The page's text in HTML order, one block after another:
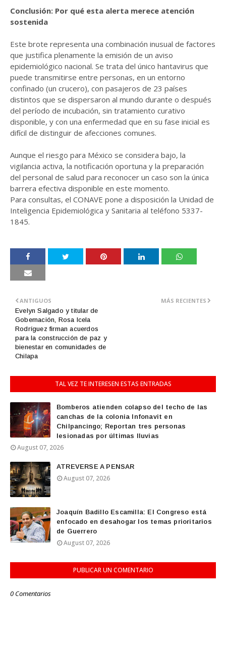
Conclusión: Por qué esta alerta merece atención
sostenida
Este brote representa una combinación inusual de factores
que justifica plenamente la emisión de un aviso
epidemiológico nacional. Se trata del único hantavirus que
puede transmitirse entre personas, en un entorno
confinado (un crucero), con pasajeros de 23 países
distintos que se dispersaron al mundo durante o después
del período de incubación, sin tratamiento curativo
disponible, y con una enfermedad que en su fase inicial es
difícil de distinguir de afecciones comunes.
Aunque el riesgo para México se considera bajo, la
vigilancia activa, la notificación oportuna y la preparación
del personal de salud para reconocer un caso son la única
barrera efectiva disponible en este momento.
Para consultas, el CONAVE pone a disposición la Unidad de
Inteligencia Epidemiológica y Sanitaria al teléfono 5337-
1845.
MÁS RECIENTES
ANTIGUOS
Evelyn Salgado y titular de
Gobernación, Rosa Icela
Rodríguez firman acuerdos
para la construcción de paz y
bienestar en comunidades de
Chilapa
TAL VEZ TE INTERESEN ESTAS ENTRADAS
Bomberos atienden colapso del techo de las
canchas de la colonia Infonavit en
Chilpancingo; Reportan tres personas
lesionadas por últimas lluvias
August 07, 2026
ATREVERSE A PENSAR
August 07, 2026
Joaquín Badillo Escamilla: El Congreso está
enfocado en desahogar los temas prioritarios
de Guerrero
August 07, 2026
PUBLICAR UN COMENTARIO
0 Comentarios